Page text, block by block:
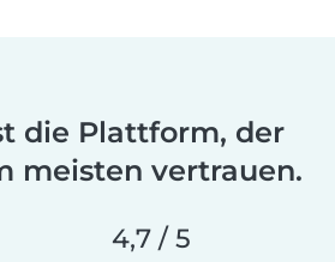
die Plattform, der
meisten vertrauen.
4,7 / 5